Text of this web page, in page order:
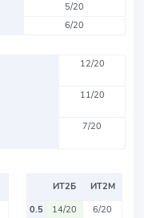
5/20
6/20
12/20
11/20
7/20
ИТ2Б
ИТ2М
0.5
14/20
6/20